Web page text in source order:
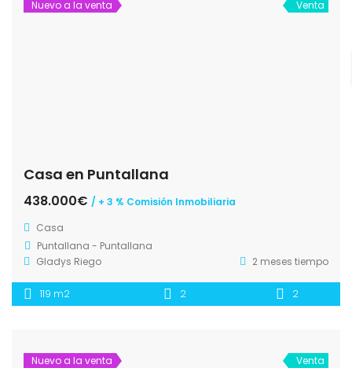
Nuevo a la venta Venta
Casa en Puntallana
438.000€ / + 3 % Comisión Inmobiliaria
Casa
Puntallana - Puntallana
Gladys Riego
2 meses tiempo
119 m2 2 2
Nuevo a la venta Venta